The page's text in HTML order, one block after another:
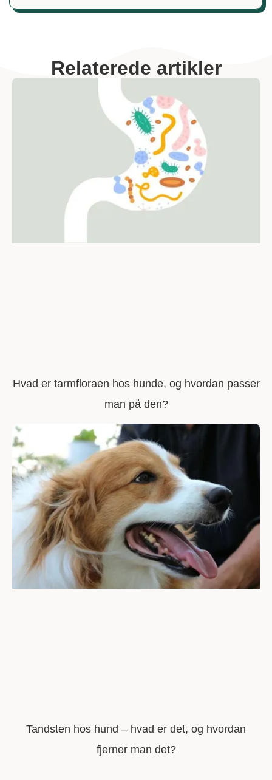
Relaterede artikler
Hvad er tarmfloraen hos hunde, og hvordan passer
man på den?
Tandsten hos hund – hvad er det, og hvordan
fjerner man det?